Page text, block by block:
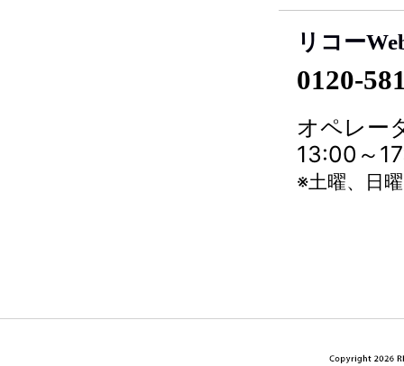
リコー
0120-
オペレー
13:00～
※土曜、日